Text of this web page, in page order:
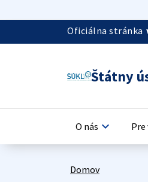
Oficiálna stránka
Štátny
O nás keyboard_arrow_down
Domov